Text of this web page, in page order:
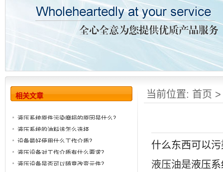
当前位置: 首页
什么东西可以
液压油是液压
相关文章
液压系统原件污染磨损的原因是什么？
液压系统的油料该怎么选择
设备最好使用什么工作介质？
液压设备对工作介质有什么要求？
液压设备是否可以随意改变元件？